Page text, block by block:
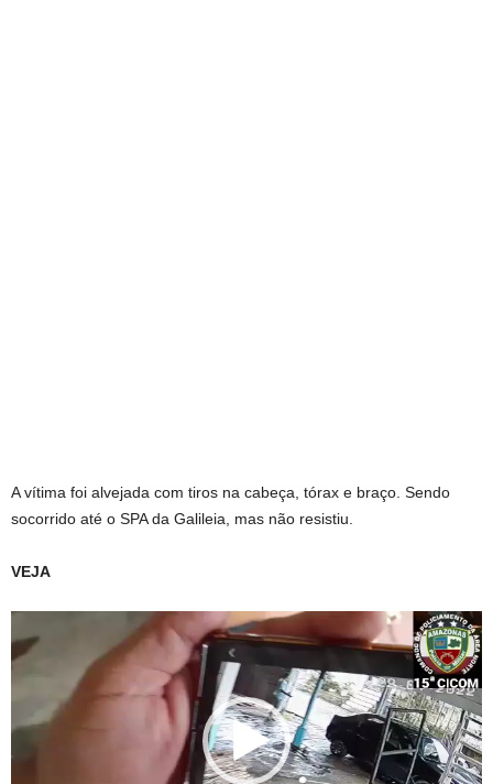
A vítima foi alvejada com tiros na cabeça, tórax e braço. Sendo
socorrido até o SPA da Galileia, mas não resistiu.
VEJA
de